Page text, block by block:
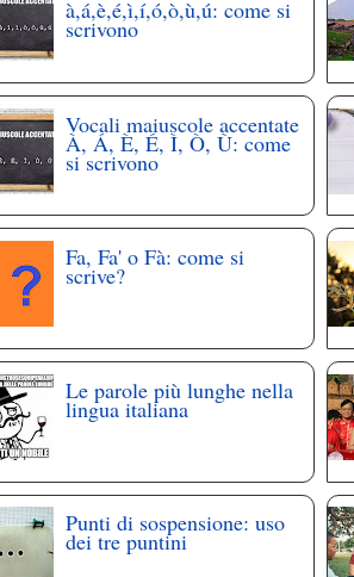
à,á,è,é,ì,í,ó,ò,ù,ú: come si
scrivono
Vocali maiuscole accentate
À, Á, È, É, Ì, Ò, Ù: come
si scrivono
Fa, Fa' o Fà: come si
scrive?
Le parole più lunghe nella
lingua italiana
Punti di sospensione: uso
dei tre puntini